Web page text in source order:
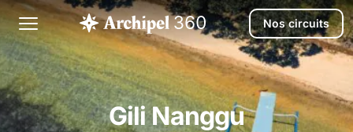
Nos circuits
Gili Nanggu